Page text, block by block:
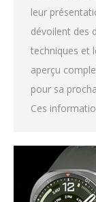
leur
dévoilent des
techniques et
aperçu
pour sa
Ces